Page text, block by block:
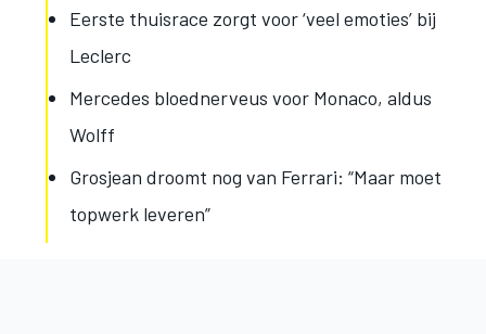
Eerste thuisrace zorgt voor ‘veel emoties’ bij
Leclerc
Mercedes bloednerveus voor Monaco, aldus
Wolff
Grosjean droomt nog van Ferrari: “Maar moet
topwerk leveren”